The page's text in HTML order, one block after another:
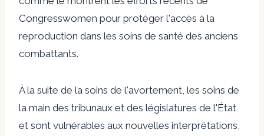
Congresswomen pour protéger l'accès à la
reproduction dans les soins de santé des anciens
combattants.
À la suite de la soins de l'avortement, les soins de
la main des tribunaux et des législatures de l'État
et sont vulnérables aux nouvelles interprétations,